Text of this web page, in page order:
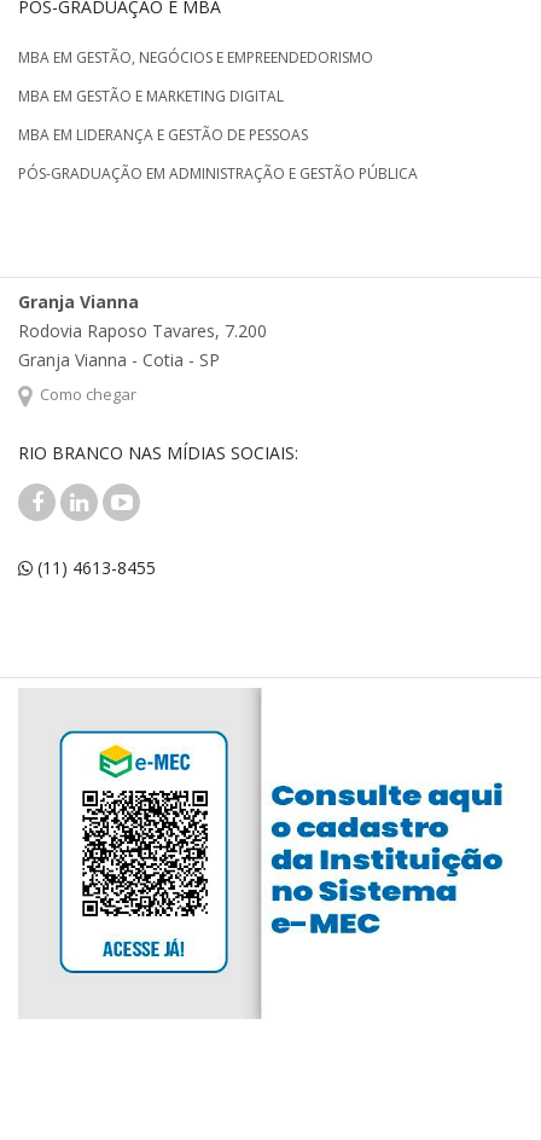
PÓS-GRADUAÇÃO E MBA
MBA EM GESTÃO, NEGÓCIOS E EMPREENDEDORISMO
MBA EM GESTÃO E MARKETING DIGITAL
MBA EM LIDERANÇA E GESTÃO DE PESSOAS
PÓS-GRADUAÇÃO EM ADMINISTRAÇÃO E GESTÃO PÚBLICA
Granja Vianna
Rodovia Raposo Tavares, 7.200
Granja Vianna - Cotia - SP
Como chegar
RIO BRANCO NAS MÍDIAS SOCIAIS:
(11) 4613-8455